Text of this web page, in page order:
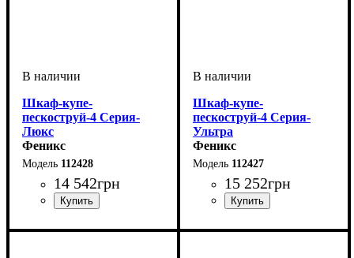
Шкаф-купе-
пескоструй-4 Серия-
Люкс
Феникс
112428
14 542грн
Шкаф-купе-
пескоструй-4 Серия-
Ультра
Феникс
112427
15 252грн